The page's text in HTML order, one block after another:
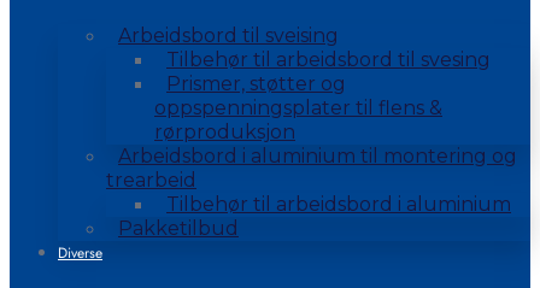
Arbeidsbord til sveising
Tilbehør til arbeidsbord til svesing
Prismer, støtter og
oppspenningsplater til flens &
rørproduksjon
Arbeidsbord i aluminium til montering og
trearbeid
Tilbehør til arbeidsbord i aluminium
Pakketilbud
Diverse